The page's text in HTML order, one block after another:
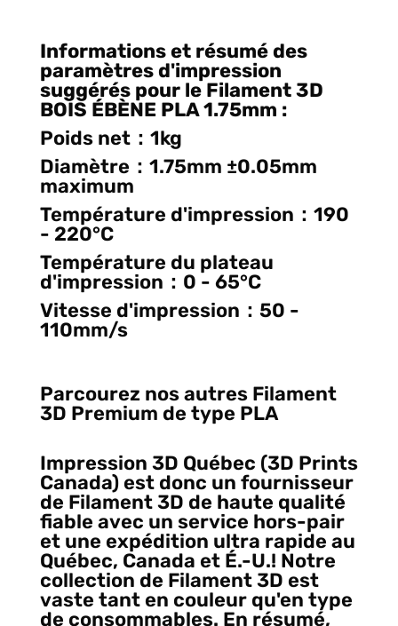
Informations et résumé des
paramètres d'impression
suggérés pour le Filament 3D
BOIS ÉBÈNE PLA 1.75mm :
Poids net：1kg
Diamètre：1.75mm ±0.05mm
maximum
Température d'impression：190
- 220°C
Température du plateau
d'impression：0 - 65°C
Vitesse d'impression：50 -
110mm/s
Parcourez nos autres Filament
3D Premium de type PLA
Impression 3D Québec (3D Prints
Canada) est donc un fournisseur
de Filament 3D de haute qualité
fiable avec un service hors-pair
et une expédition ultra rapide au
Québec, Canada et É.-U.! Notre
collection de Filament 3D est
vaste tant en couleur qu'en type
de consommables. En résumé,